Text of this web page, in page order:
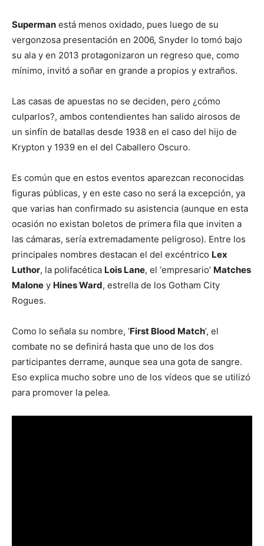
Superman está menos oxidado, pues luego de su
vergonzosa presentación en 2006, Snyder lo tomó bajo
su ala y en 2013 protagonizaron un regreso que, como
mínimo, invitó a soñar en grande a propios y extraños.
Las casas de apuestas no se deciden, pero ¿cómo
culparlos?, ambos contendientes han salido airosos de
un sinfín de batallas desde 1938 en el caso del hijo de
Krypton y 1939 en el del Caballero Oscuro.
Es común que en estos eventos aparezcan reconocidas
figuras públicas, y en este caso no será la excepción, ya
que varias han confirmado su asistencia (aunque en esta
ocasión no existan boletos de primera fila que inviten a
las cámaras, sería extremadamente peligroso). Entre los
principales nombres destacan el del excéntrico Lex
Luthor, la polifacética Lois Lane, el ‘empresario’ Matches
Malone y Hines Ward, estrella de los Gotham City
Rogues.
Como lo señala su nombre, ‘First Blood Match’, el
combate no se definirá hasta que uno de los dos
participantes derrame, aunque sea una gota de sangre.
Eso explica mucho sobre uno de los vídeos que se utilizó
para promover la pelea.